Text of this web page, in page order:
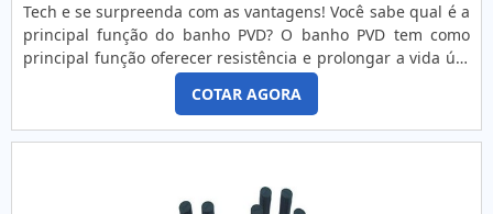
Tech e se surpreenda com as vantagens! Você sabe qual é a
principal função do banho PVD? O banho PVD tem como
principal função oferecer resistência e prolongar a vida útil
maneira efetiva, é preciso seguir algumas recomendações.
Veja mais abaixo: O material do banho PVD deve ser sólido
de alta pureza, assim, pode ser bombardeado com í....
COTAR AGORA